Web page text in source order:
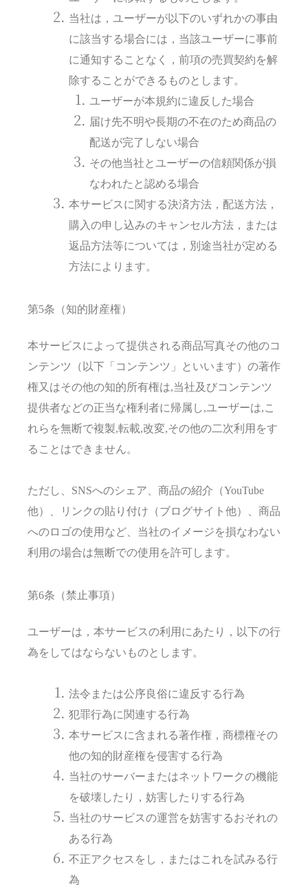
当社は，ユーザーが以下のいずれかの事由
に該当する場合には，当該ユーザーに事前
に通知することなく，前項の売買契約を解
除することができるものとします。
ユーザーが本規約に違反した場合
届け先不明や長期の不在のため商品の
配送が完了しない場合
その他当社とユーザーの信頼関係が損
なわれたと認める場合
本サービスに関する決済方法，配送方法，
購入の申し込みのキャンセル方法，または
返品方法等については，別途当社が定める
方法によります。
第5条（知的財産権）
本サービスによって提供される商品写真その他のコ
ンテンツ（以下「コンテンツ」といいます）の著作
権又はその他の知的所有権は,当社及びコンテンツ
提供者などの正当な権利者に帰属し,ユーザーは,こ
れらを無断で複製,転載,改変,その他の二次利用をす
ることはできません。
ただし、SNSへのシェア、商品の紹介（YouTube
他）、リンクの貼り付け（ブログサイト他）、商品
へのロゴの使用など、当社のイメージを損なわない
利用の場合は無断での使用を許可します。
第6条（禁止事項）
ユーザーは，本サービスの利用にあたり，以下の行
為をしてはならないものとします。
法令または公序良俗に違反する行為
犯罪行為に関連する行為
本サービスに含まれる著作権，商標権その
他の知的財産権を侵害する行為
当社のサーバーまたはネットワークの機能
を破壊したり，妨害したりする行為
当社のサービスの運営を妨害するおそれの
ある行為
不正アクセスをし，またはこれを試みる行
為